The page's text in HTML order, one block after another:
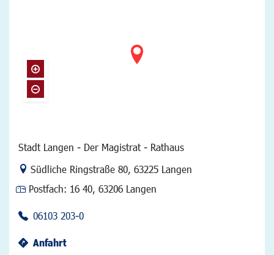
Stadt Langen - Der Magistrat - Rathaus
Link zur Google-Maps Navigation
Südliche Ringstraße 80, 63225 Langen
Postfach: 16 40, 63206 Langen
06103 203-0
Anfahrt